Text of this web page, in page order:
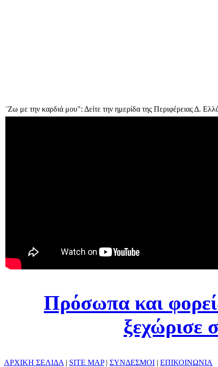
¨Ζω με την καρδιά μου": Δείτε την ημερίδα της Περιφέρειας Δ.
Πρόσωπα και
ξεχώρισε
ΑΡΧΙΚΗ ΣΕΛΙΔΑ | SITE MAP| ΣΥΝΔΕΣΜΟΙ | ΕΠΙΚΟΙΝΩΝΙΑ